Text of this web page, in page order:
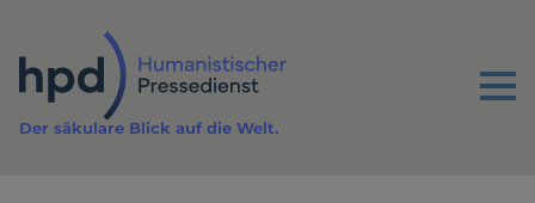
Inhalt
Menu
Der säkulare Blick auf die Welt.